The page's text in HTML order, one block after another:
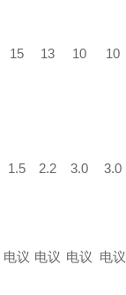
15 13 10 10
1.5 2.2 3.0 3.0
电议 电议 电议 电议